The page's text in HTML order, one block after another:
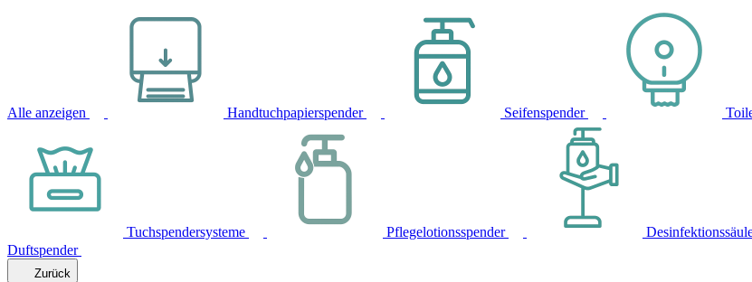
Alle anzeigen Handtuchpapierspender Seifenspender
Tuchspendersysteme Pflegelotionsspender
Duftspender
Zurück